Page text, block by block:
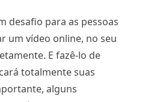
desafio para as pessoas
um vídeo online, no seu
E fazê-lo de
totalmente suas
alguns